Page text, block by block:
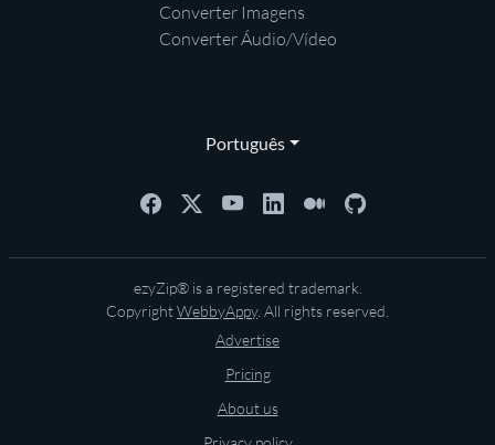
Converter Imagens
Converter Áudio/Vídeo
Português
ezyZip® is a registered trademark.
CopyrightWebbyAppy. All rights reserved.
Advertise
Pricing
About us